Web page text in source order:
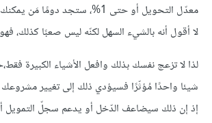
معدّل التحويل أو حتى 1%، ستجد
لا أقول أنه بالشيء السهل لكنّه ليس صعبًا كذلك،
لذا لا تزعج نفسك بذلك وافعل الأشياء الكبيرة
شيئا واحدًا مُؤثّرًا فسيؤدي ذلك إلى تغيير مشروعك
إذ إن ذلك سيضاعف الدّخل أو يدعم سجلّ التمويل